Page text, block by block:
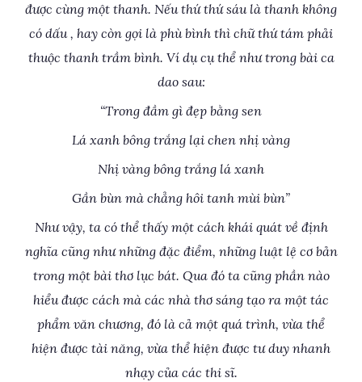
được cùng một thanh. Nếu thứ thứ sáu là thanh không
có dấu , hay còn gọi là phù bình thì chữ thứ tám phải
thuộc thanh trầm bình. Ví dụ cụ thể như trong bài ca
dao sau:
“Trong đầm gì đẹp bằng sen
Lá xanh bông trắng lại chen nhị vàng
Nhị vàng bông trắng lá xanh
Gần bùn mà chẳng hôi tanh mùi bùn”
Như vậy, ta có thể thấy một cách khái quát về định
nghĩa cũng như những đặc điểm, những luật lệ cơ bản
trong một bài thơ lục bát. Qua đó ta cũng phần nào
hiểu được cách mà các nhà thơ sáng tạo ra một tác
phẩm văn chương, đó là cả một quá trình, vừa thể
hiện được tài năng, vừa thể hiện được tư duy nhanh
nhạy của các thi sĩ.